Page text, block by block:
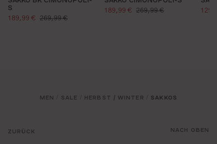
S
verkaufspreis:
189,99 € regulärer preis:
269,99 €
verkaufspreis:
189,99 € regulärer preis:
269,99 €
ZURÜCK
MEN SALE HERBST / WINTER SAKKOS
NACH OBEN